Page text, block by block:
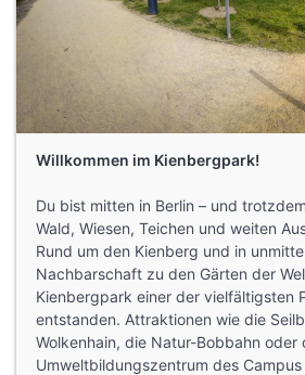
Willkommen im Kienbergpark!
Du bist mitten in Berlin – und
Wald, Wiesen, Teichen und weiten
Rund um den Kienberg und in
Nachbarschaft zu den Gärten der
Kienbergpark einer der vielfältigsten
entstanden. Attraktionen wie die
Wolkenhain, die Natur-Bobbahn oder
Umweltbildungszentrum des